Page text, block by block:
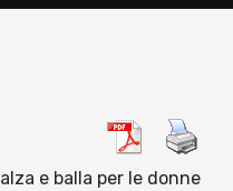
e balla per le donne